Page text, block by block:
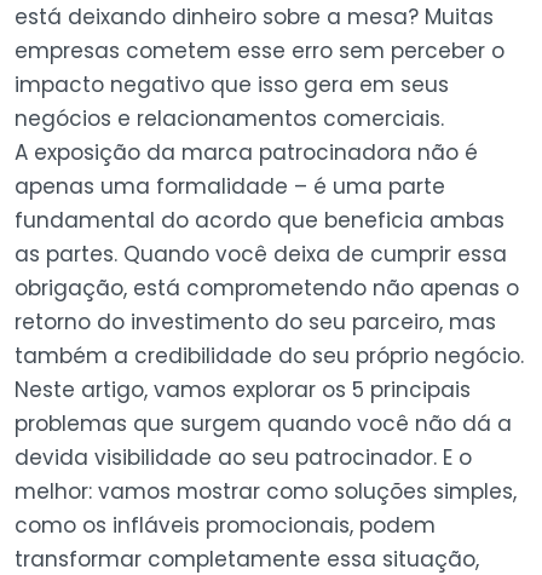
está deixando dinheiro sobre a mesa? Muitas
empresas cometem esse erro sem perceber o
impacto negativo que isso gera em seus
negócios e relacionamentos comerciais.
A exposição da marca patrocinadora não é
apenas uma formalidade – é uma parte
fundamental do acordo que beneficia ambas
as partes. Quando você deixa de cumprir essa
obrigação, está comprometendo não apenas o
retorno do investimento do seu parceiro, mas
também a credibilidade do seu próprio negócio.
Neste artigo, vamos explorar os 5 principais
problemas que surgem quando você não dá a
devida visibilidade ao seu patrocinador. E o
melhor: vamos mostrar como soluções simples,
como os infláveis promocionais, podem
transformar completamente essa situação,